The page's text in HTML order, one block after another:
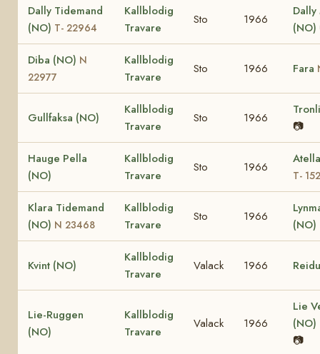
Dally Tidemand
(NO) T- 22964
Kallblodig
Travare
Sto 1966
(NO)
Diba (NO) N
22977
Kallblodig
Travare
Sto 1966 Fara
Gullfaksa (NO)
Kallblodig
Travare
Sto 1966
📷
Hauge Pella
(NO)
Kallblodig
Travare
Sto 1966
T-
Klara Tidemand
(NO) N 23468
Kallblodig
Travare
Sto 1966
(NO)
Kvint (NO)
Kallblodig
Travare
Valack 1966
Lie-Ruggen
(NO)
Kallblodig
Travare
Valack 1966
Lie
(NO)
📷